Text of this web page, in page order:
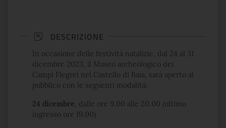
DESCRIZIONE
In occasione delle festività natalizie, dal 24 al 31
dicembre 2023, il Museo archeologico dei
Campi Flegrei nel Castello di Baia, sarà aperto al
pubblico con le seguenti modalità:
24 dicembre, dalle ore 9.00 alle 20.00 (ultimo
ingresso ore 19.00)